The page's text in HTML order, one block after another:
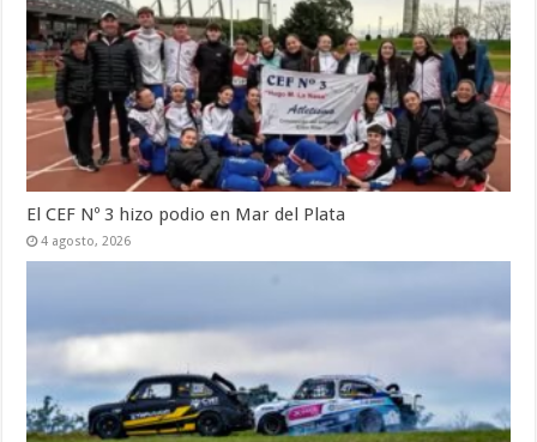
El CEF Nº 3 hizo podio en Mar del Plata
4 agosto, 2026